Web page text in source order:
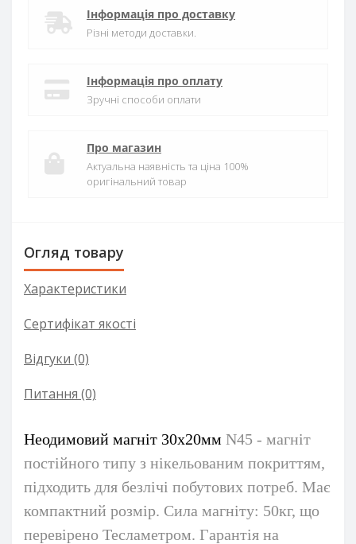
Інформація про доставку
Різні методи доставки.
Інформація про оплату
Зручні способи оплати
Про магазин
Актуальна наявність та ціна 100%
оригінальний товар
Огляд товару
Характеристики
Сертифікат якості
Відгуки (0)
Питання (0)
Неодимовий магніт 30х20мм N45 - магніт
постійного типу з нікельованим покриттям,
підходить для безлічі побутових потреб. Має
компактний розмір. Сила магніту: 50кг, що
перевірено Тесламетром. Гарантія на